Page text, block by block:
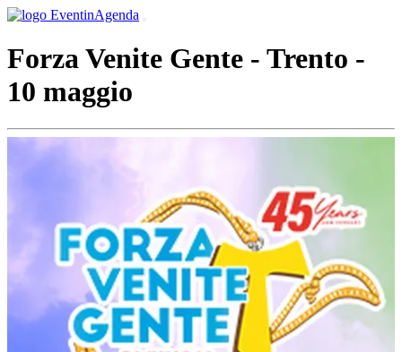
Forza Venite Gente - Trento -
10 maggio